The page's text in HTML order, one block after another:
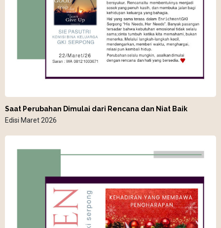
Saat Perubahan Dimulai dari Rencana dan Niat Baik
Edisi Maret 2026